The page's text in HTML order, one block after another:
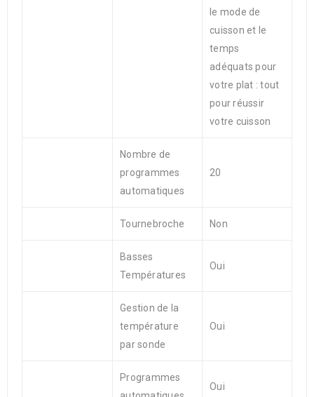
le mode de
cuisson et le
temps
adéquats pour
votre plat : tout
pour réussir
votre cuisson
Nombre de
programmes
automatiques
20
Tournebroche Non
Basses
Températures
Oui
Gestion de la
température
par sonde
Oui
Programmes
Oui